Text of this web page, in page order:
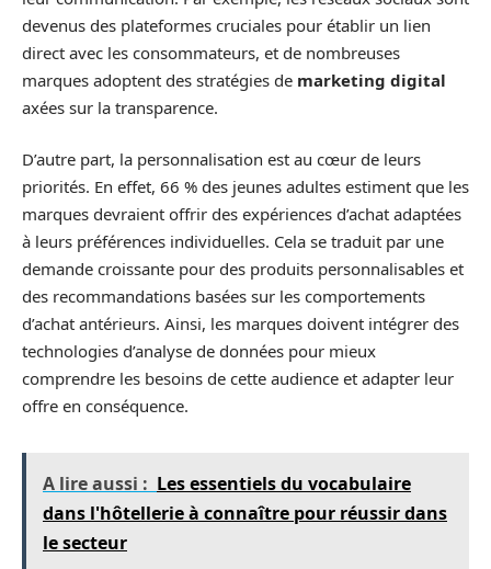
devenus des plateformes cruciales pour établir un lien
direct avec les consommateurs, et de nombreuses
marques adoptent des stratégies de marketing digital
axées sur la transparence.
D’autre part, la personnalisation est au cœur de leurs
priorités. En effet, 66 % des jeunes adultes estiment que les
marques devraient offrir des expériences d’achat adaptées
à leurs préférences individuelles. Cela se traduit par une
demande croissante pour des produits personnalisables et
des recommandations basées sur les comportements
d’achat antérieurs. Ainsi, les marques doivent intégrer des
technologies d’analyse de données pour mieux
comprendre les besoins de cette audience et adapter leur
offre en conséquence.
A lire aussi : Les essentiels du vocabulaire
dans l'hôtellerie à connaître pour réussir dans
le secteur